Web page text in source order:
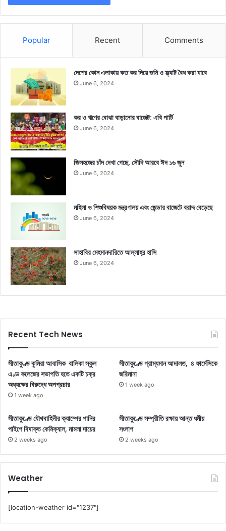
Popular Recent Comments
দেশের কোন এলাকায় কত কর দিয়ে জমি ও ফ্ল্যাট বৈধ করা যাবে
June 6, 2024
কর ও ঋণের বোঝা বাড়ানোর বাজেট: এবি পার্টি
June 6, 2024
জিলহজের চাঁদ দেখা গেছে, সৌদি আরবে ঈদ ১৬ জুন
June 6, 2024
মহিলা ও শিশুবিষয়ক মন্ত্রণালয় এবং জেন্ডার বাজেটে বরাদ্দ বেড়েছে
June 6, 2024
সাহাবির মেহমানদারিতে আল্লাহ্‌র হাসি
June 6, 2024
Recent Tech News
সীতাকুণ্ড কুমিরা আবাসিক বালিকা স্কুল
এণ্ড কলেজের সভাপতি হতে একটি চক্র
অধ্যক্ষের বিরুদ্ধে অপপ্রচার
1 week ago
সীতাকুণ্ডে গ্রাম্যমান আদালত, ৪ ফার্মেসিকে
জরিমানা
1 week ago
সীতাকুণ্ডে যৌথবাহিনীর ক্যাম্পের পানির
পাইপে বিষাক্ত কেমিক্যাল, মামলা দায়ের
2 weeks ago
সীতাকুণ্ডে সম্প্রীতি রক্ষায় আন্ত ধর্মীয়
সংলাপ
2 weeks ago
Weather
[location-weather id="1237"]